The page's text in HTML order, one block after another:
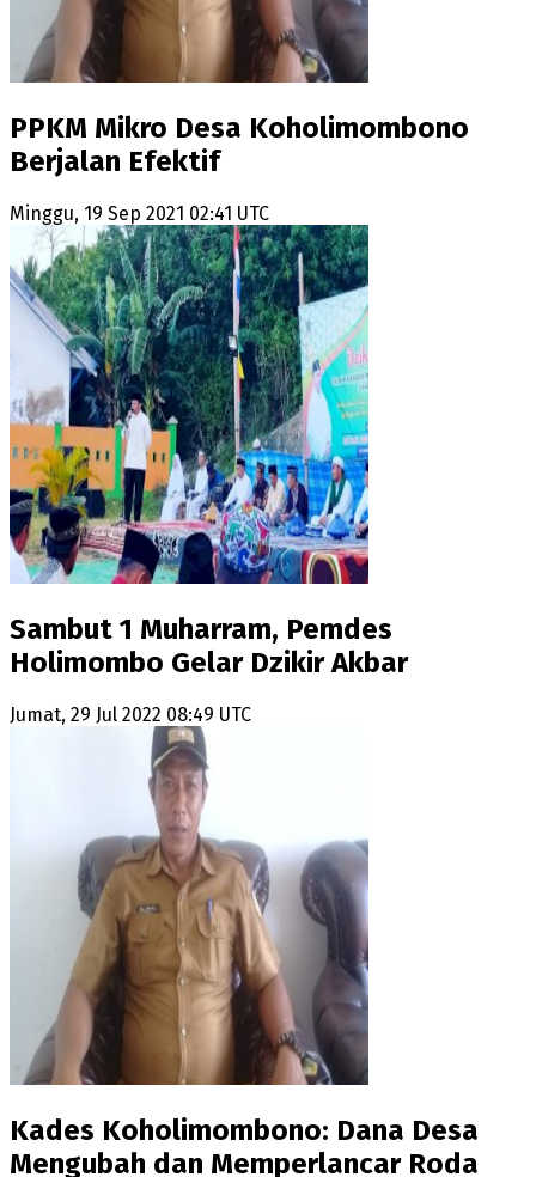
PPKM Mikro Desa Koholimombono
Berjalan Efektif
Minggu, 19 Sep 2021 02:41 UTC
Sambut 1 Muharram, Pemdes
Holimombo Gelar Dzikir Akbar
Jumat, 29 Jul 2022 08:49 UTC
Kades Koholimombono: Dana Desa
Mengubah dan Memperlancar Roda